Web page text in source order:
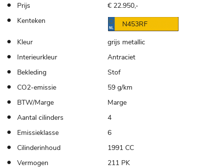
Prijs
€ 22.950,-
Kenteken
N453RF
Kleur
grijs metallic
Interieurkleur
Antraciet
Bekleding
Stof
CO2-emissie
59 g/km
BTW/Marge
Marge
Aantal cilinders
4
Emissieklasse
6
Cilinderinhoud
1991 CC
Vermogen
211 PK